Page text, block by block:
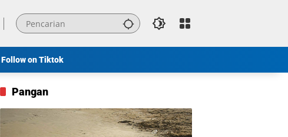
Follow on Tiktok
Pangan